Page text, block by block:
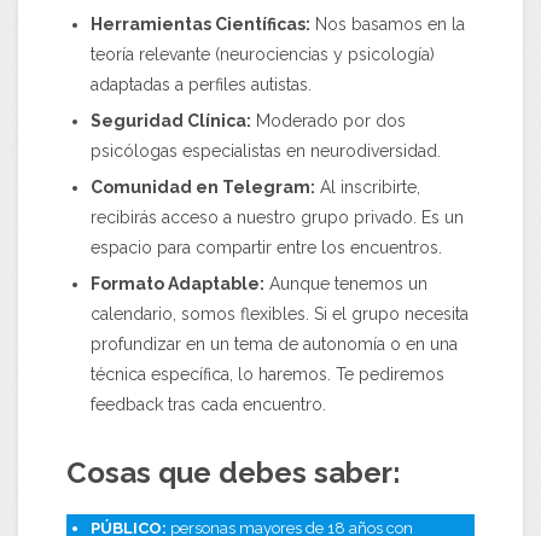
Herramientas Científicas: Nos basamos en la
teoría relevante (neurociencias y psicología)
adaptadas a perfiles autistas.
Seguridad Clínica: Moderado por dos
psicólogas especialistas en neurodiversidad.
Comunidad en Telegram: Al inscribirte,
recibirás acceso a nuestro grupo privado. Es un
espacio para compartir entre los encuentros.
Formato Adaptable: Aunque tenemos un
calendario, somos flexibles. Si el grupo necesita
profundizar en un tema de autonomía o en una
técnica específica, lo haremos. Te pediremos
feedback tras cada encuentro.
Cosas que debes saber:
PÚBLICO: personas mayores de 18 años con